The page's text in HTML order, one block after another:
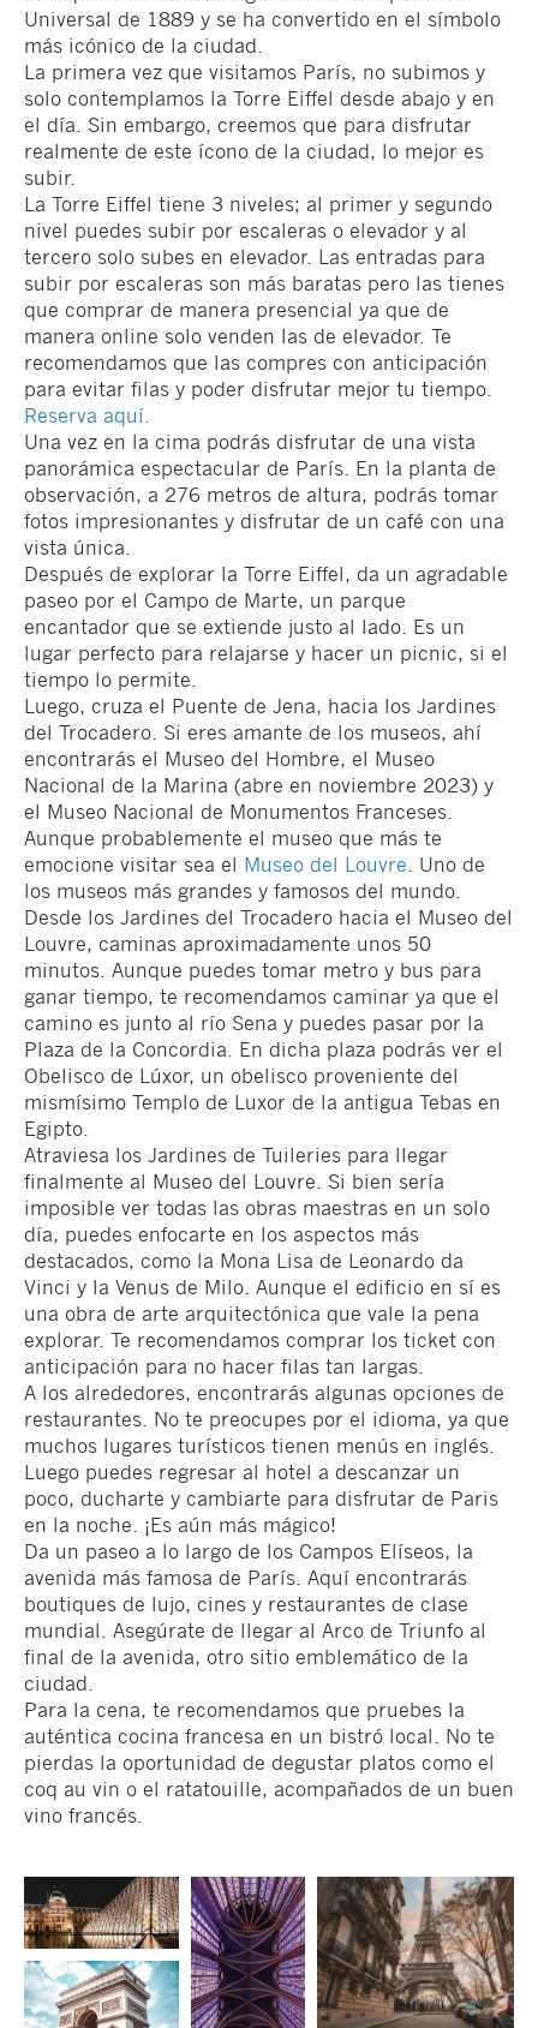
Universal de 1889 y se ha convertido en el símbolo
más icónico de la ciudad.
La primera vez que visitamos París, no subimos y
solo contemplamos la Torre Eiffel desde abajo y en
el día. Sin embargo, creemos que para disfrutar
realmente de este ícono de la ciudad, lo mejor es
subir.
La Torre Eiffel tiene 3 niveles; al primer y segundo
nivel puedes subir por escaleras o elevador y al
tercero solo subes en elevador. Las entradas para
subir por escaleras son más baratas pero las tienes
que comprar de manera presencial ya que de
manera online solo venden las de elevador. Te
recomendamos que las compres con anticipación
para evitar filas y poder disfrutar mejor tu tiempo.
Reserva aquí.
Una vez en la cima podrás disfrutar de una vista
panorámica espectacular de París. En la planta de
observación, a 276 metros de altura, podrás tomar
fotos impresionantes y disfrutar de un café con una
vista única.
Después de explorar la Torre Eiffel, da un agradable
paseo por el Campo de Marte, un parque
encantador que se extiende justo al lado. Es un
lugar perfecto para relajarse y hacer un picnic, si el
tiempo lo permite.
Luego, cruza el Puente de Jena, hacia los Jardines
del Trocadero. Si eres amante de los museos, ahí
encontrarás el Museo del Hombre, el Museo
Nacional de la Marina (abre en noviembre 2023) y
el Museo Nacional de Monumentos Franceses.
Aunque probablemente el museo que más te
emocione visitar sea el Museo del Louvre. Uno de
los museos más grandes y famosos del mundo.
Desde los Jardines del Trocadero hacia el Museo del
Louvre, caminas aproximadamente unos 50
minutos. Aunque puedes tomar metro y bus para
ganar tiempo, te recomendamos caminar ya que el
camino es junto al río Sena y puedes pasar por la
Plaza de la Concordia. En dicha plaza podrás ver el
Obelisco de Lúxor, un obelisco proveniente del
mismísimo Templo de Luxor de la antigua Tebas en
Egipto.
Atraviesa los Jardines de Tuileries para llegar
finalmente al Museo del Louvre. Si bien sería
imposible ver todas las obras maestras en un solo
día, puedes enfocarte en los aspectos más
destacados, como la Mona Lisa de Leonardo da
Vinci y la Venus de Milo. Aunque el edificio en sí es
una obra de arte arquitectónica que vale la pena
explorar. Te recomendamos comprar los ticket con
anticipación para no hacer filas tan largas.
A los alrededores, encontrarás algunas opciones de
restaurantes. No te preocupes por el idioma, ya que
muchos lugares turísticos tienen menús en inglés.
Luego puedes regresar al hotel a descanzar un
poco, ducharte y cambiarte para disfrutar de Paris
en la noche. ¡Es aún más mágico!
Da un paseo a lo largo de los Campos Elíseos, la
avenida más famosa de París. Aquí encontrarás
boutiques de lujo, cines y restaurantes de clase
mundial. Asegúrate de llegar al Arco de Triunfo al
final de la avenida, otro sitio emblemático de la
ciudad.
Para la cena, te recomendamos que pruebes la
auténtica cocina francesa en un bistró local. No te
pierdas la oportunidad de degustar platos como el
coq au vin o el ratatouille, acompañados de un buen
vino francés.